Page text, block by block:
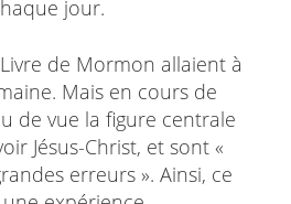
jour.
de Mormon allaient à
Mais en cours de
de vue la figure centrale
Jésus-Christ, et sont «
erreurs ». Ainsi, ce